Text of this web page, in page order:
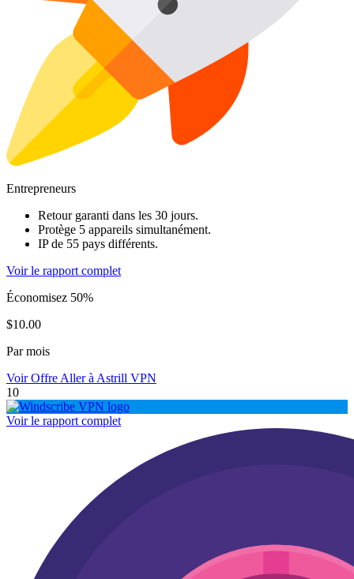
Entrepreneurs
Retour garanti dans les 30 jours.
Protège 5 appareils simultanément.
IP de 55 pays différents.
Voir le rapport complet
Économisez 50%
$10.00
Par mois
Voir Offre Aller à Astrill VPN
10
Voir le rapport complet